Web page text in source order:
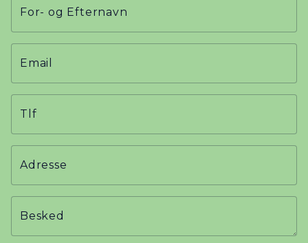
For- og Efternavn
Email
Tlf
Adresse
Besked